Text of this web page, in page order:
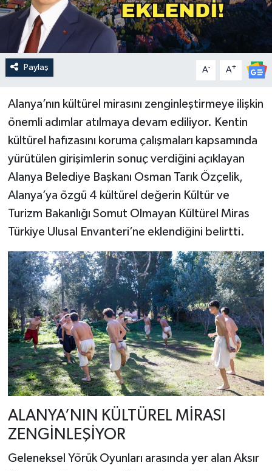
Paylaş A- A+
Alanya’nın kültürel mirasını zenginleştirmeye ilişkin
önemli adımlar atılmaya devam ediliyor. Kentin
kültürel hafızasını koruma çalışmaları kapsamında
yürütülen girişimlerin sonuç verdiğini açıklayan
Alanya Belediye Başkanı Osman Tarık Özçelik,
Alanya’ya özgü 4 kültürel değerin Kültür ve
Turizm Bakanlığı Somut Olmayan Kültürel Miras
Türkiye Ulusal Envanteri’ne eklendiğini belirtti.
ALANYA’NIN KÜLTÜREL MİRASI
ZENGİNLEŞİYOR
Geleneksel Yörük Oyunları arasında yer alan Aksır
Siyaset
Spor